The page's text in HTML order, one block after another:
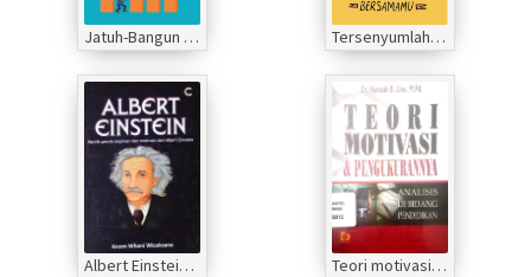
Jatuh-Bangun Pengusaha Sukses Dunia Tersenyumlah Dunia Akan Tersenyum Bersamamu
Albert Einstein: Percik- Percik Inspirasi dan Motivasi dari Albert Einstein Teori motivasi & pengukurannya